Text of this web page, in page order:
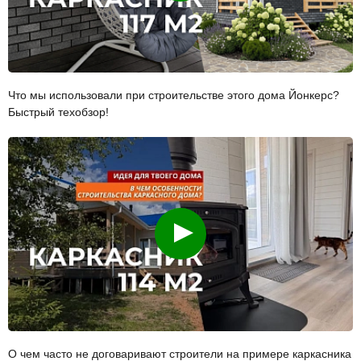
Что мы использовали при строительстве этого дома Йонкерс?
Быстрый техобзор!
Смотреть
О чем часто не договаривают строители на примере каркасника